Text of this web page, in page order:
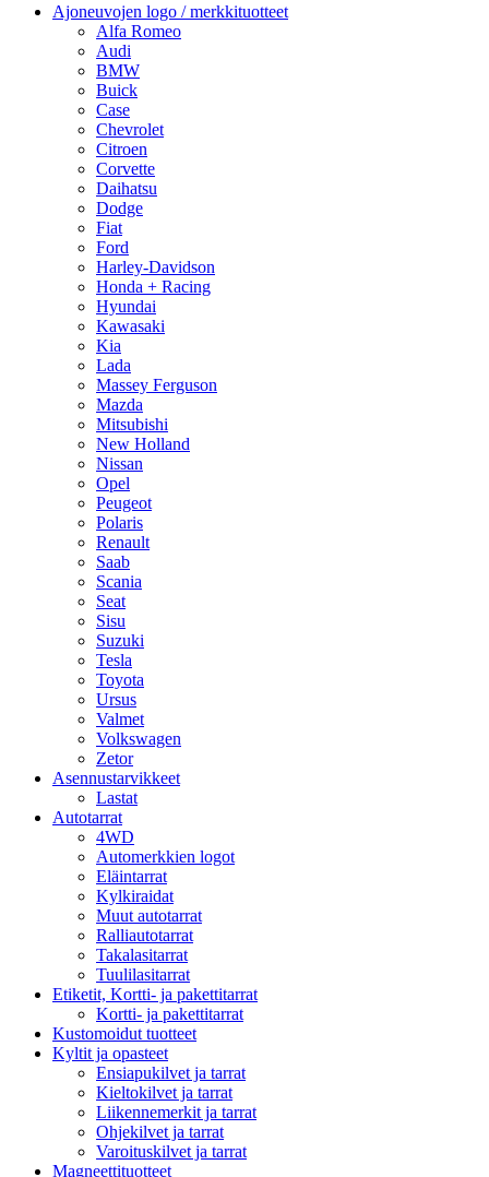
Ajoneuvojen logo / merkkituotteet
Alfa Romeo
Audi
BMW
Buick
Case
Chevrolet
Citroen
Corvette
Daihatsu
Dodge
Fiat
Ford
Harley-Davidson
Honda + Racing
Hyundai
Kawasaki
Kia
Lada
Massey Ferguson
Mazda
Mitsubishi
New Holland
Nissan
Opel
Peugeot
Polaris
Renault
Saab
Scania
Seat
Sisu
Suzuki
Tesla
Toyota
Ursus
Valmet
Volkswagen
Zetor
Asennustarvikkeet
Lastat
Autotarrat
4WD
Automerkkien logot
Eläintarrat
Kylkiraidat
Muut autotarrat
Ralliautotarrat
Takalasitarrat
Tuulilasitarrat
Etiketit, Kortti- ja pakettitarrat
Kortti- ja pakettitarrat
Kustomoidut tuotteet
Kyltit ja opasteet
Ensiapukilvet ja tarrat
Kieltokilvet ja tarrat
Liikennemerkit ja tarrat
Ohjekilvet ja tarrat
Varoituskilvet ja tarrat
Magneettituotteet